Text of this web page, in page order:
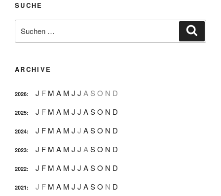
SUCHE
nach:
ARCHIVE
2026: J F M A M J J A S O N D
2025: J F M A M J J ASO N D
2024: J F M A M J J ASO N D
2023: J F M A M J J ASO N D
2022: J F M A M J J ASO N D
2021: J F M A M J J ASO N D